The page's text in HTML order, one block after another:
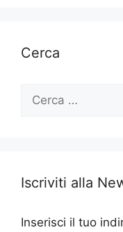
Cerca
Ricerca
Iscriviti alla
Inserisci il tuo